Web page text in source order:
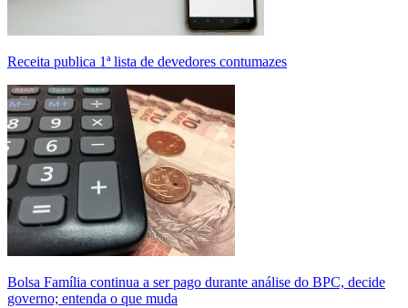
Receita publica 1ª lista de devedores contumazes
Bolsa Família continua a ser pago durante análise do BPC, decide
governo; entenda o que muda